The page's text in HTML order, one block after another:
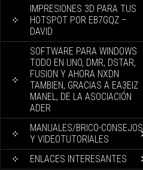
IMPRESIONES 3D PARA TUS
HOTSPOT POR EB7GQZ –
DAVID
SOFTWARE PARA WINDOWS
TODO EN UNO, DMR, DSTAR,
FUSION Y AHORA NXDN
TAMBIEN, GRACIAS A EA3EIZ
MANEL, DE LA ASOCIACIÓN
ADER
MANUALES/BRICO-CONSEJOS
Y VIDEOTUTORIALES
ENLACES INTERESANTES